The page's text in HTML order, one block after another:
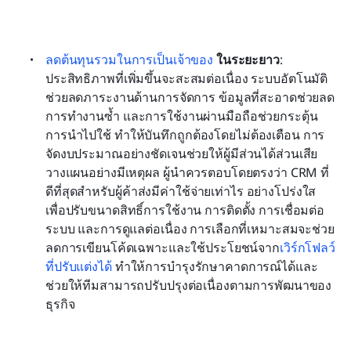
ลดต้นทุนรวมในการเป็นเจ้าของ ในระยะยาว:
ประสิทธิภาพที่เพิ่มขึ้นจะสะสมต่อเนื่อง ระบบอัตโนมัติ
ช่วยลดภาระงานด้านการจัดการ ข้อมูลที่สะอาดช่วยลด
การทำงานซ้ำ และการใช้งานผ่านมือถือช่วยกระตุ้น
การนำไปใช้ ทำให้บันทึกถูกต้องโดยไม่ต้องเตือน การ
จัดงบประมาณอย่างชัดเจนช่วยให้ผู้มีส่วนได้ส่วนเสีย
วางแผนอย่างมีเหตุผล ผู้นำควรตอบโดยตรงว่า CRM ที่
ดีที่สุดสำหรับผู้ค้าส่งมีค่าใช้จ่ายเท่าไร อย่างโปร่งใส
เพื่อปรับขนาดสิทธิ์การใช้งาน การติดตั้ง การเชื่อมต่อ
ระบบ และการดูแลต่อเนื่อง การเลือกที่เหมาะสมจะช่วย
ลดการเขียนโค้ดเฉพาะและใช้ประโยชน์จากเวิร์กโฟลว์
ที่ปรับแต่งได้ ทำให้การบำรุงรักษาคาดการณ์ได้และ
ช่วยให้ทีมสามารถปรับปรุงต่อเนื่องตามการพัฒนาของ
ธุรกิจ